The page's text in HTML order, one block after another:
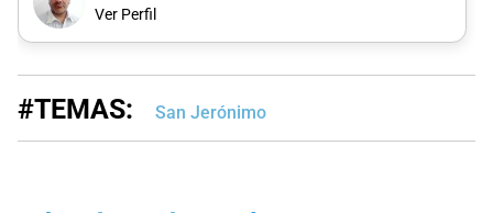
Ver Perfil
#TEMAS: San Jerónimo